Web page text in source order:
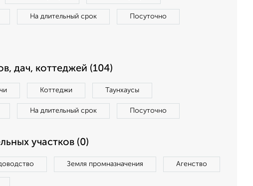
На длительный срок Посуточно
дач, коттеджей (104)
Коттеджи Таунхаусы
На длительный срок Посуточно
участков (0)
Земля промназначения Агенство